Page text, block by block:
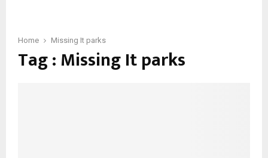
Home Missing It parks
Tag : Missing It parks